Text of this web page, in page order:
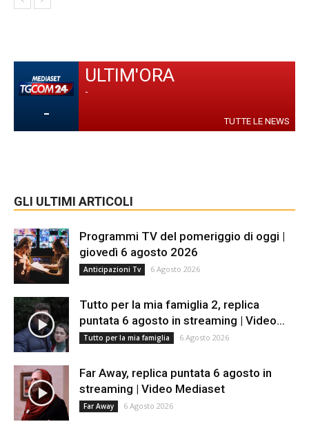
-
ULTIM'ORA
-
TUTTE LE NEWS
GLI ULTIMI ARTICOLI
Programmi TV del pomeriggio di oggi |
giovedì 6 agosto 2026
Anticipazioni Tv 6 Agosto 2026
Tutto per la mia famiglia 2, replica
puntata 6 agosto in streaming | Video...
Tutto per la mia famiglia 6 Agosto 2026
Far Away, replica puntata 6 agosto in
streaming | Video Mediaset
Far Away 6 Agosto 2026